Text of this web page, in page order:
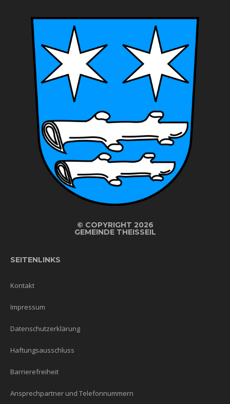
© COPYRIGHT 2026
GEMEINDE THEISSEIL
SEITENLINKS
Kontakt
Impressum
Datenschutzerklärung
Haftungsausschluss
Barrierefreiheit
Ansprechpartner und Telefonnummern